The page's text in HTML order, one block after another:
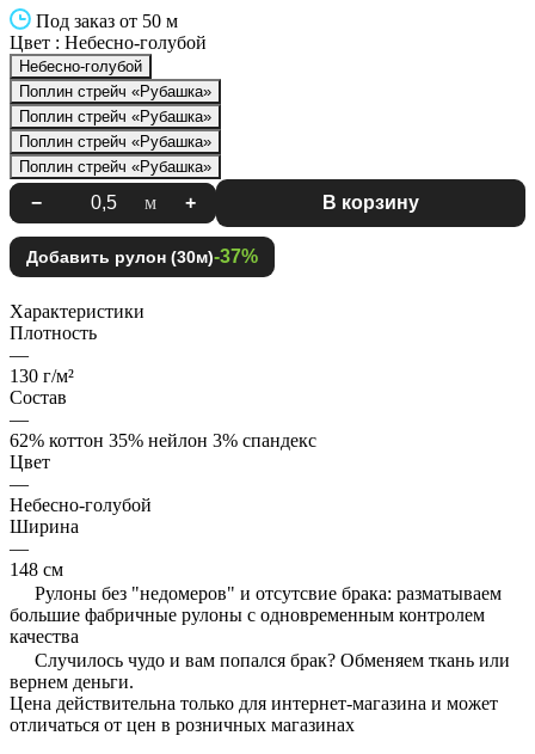
Под заказ от 50 м
Цвет : Небесно-голубой
Небесно-голубой
Поплин стрейч «Рубашка»
Поплин стрейч «Рубашка»
Поплин стрейч «Рубашка»
Поплин стрейч «Рубашка»
− м + В корзину
Добавить рулон (30м)-37%
Характеристики
Плотность
—
130 г/м²
Состав
—
62% коттон 35% нейлон 3% спандекс
Цвет
—
Небесно-голубой
Ширина
—
148 см
Рулоны без "недомеров" и отсутсвие брака: разматываем
большие фабричные рулоны с одновременным контролем
качества
Случилось чудо и вам попался брак? Обменяем ткань или
вернем деньги.
Цена действительна только для интернет-магазина и может
отличаться от цен в розничных магазинах